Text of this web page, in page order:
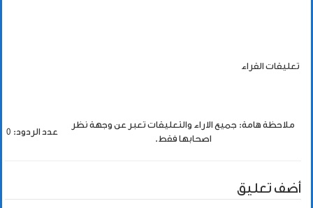
تعليقات القراء
ملاحظة هامة: جميع الاراء والتعليقات تعبر عن وجهة نظر
اصحابها فقط.
عدد الردود: 0
أضف تعليق